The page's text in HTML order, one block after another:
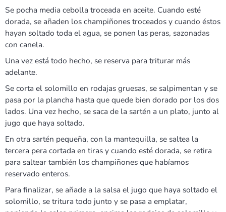
Se pocha media cebolla troceada en aceite. Cuando esté
dorada, se añaden los champiñones troceados y cuando éstos
hayan soltado toda el agua, se ponen las peras, sazonadas
con canela.
Una vez está todo hecho, se reserva para triturar más
adelante.
Se corta el solomillo en rodajas gruesas, se salpimentan y se
pasa por la plancha hasta que quede bien dorado por los dos
lados. Una vez hecho, se saca de la sartén a un plato, junto al
jugo que haya soltado.
En otra sartén pequeña, con la mantequilla, se saltea la
tercera pera cortada en tiras y cuando esté dorada, se retira
para saltear también los champiñones que habíamos
reservado enteros.
Para finalizar, se añade a la salsa el jugo que haya soltado el
solomillo, se tritura todo junto y se pasa a emplatar,